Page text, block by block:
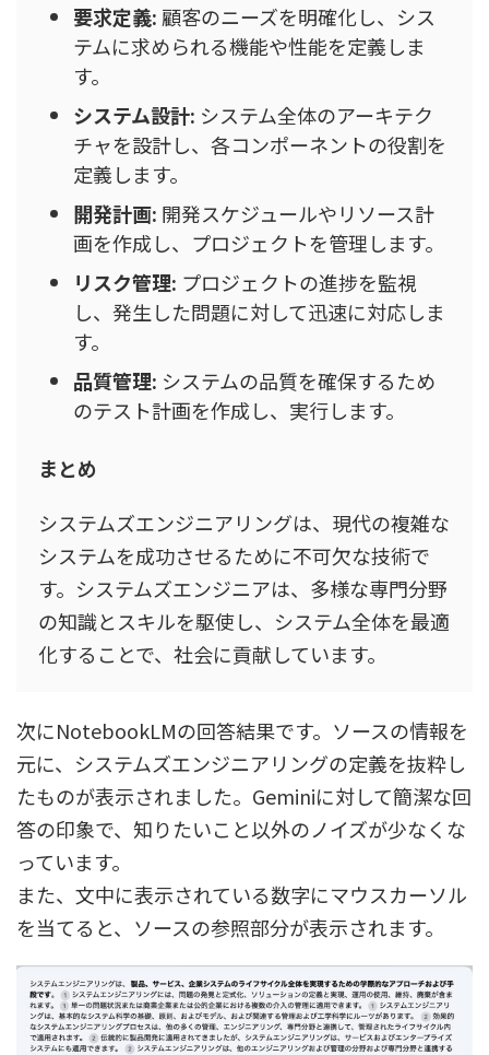
要求定義: 顧客のニーズを明確化し、シス
テムに求められる機能や性能を定義しま
す。
システム設計: システム全体のアーキテク
チャを設計し、各コンポーネントの役割を
定義します。
開発計画: 開発スケジュールやリソース計
画を作成し、プロジェクトを管理します。
リスク管理: プロジェクトの進捗を監視
し、発生した問題に対して迅速に対応しま
す。
品質管理: システムの品質を確保するため
のテスト計画を作成し、実行します。
まとめ
システムズエンジニアリングは、現代の複雑な
システムを成功させるために不可欠な技術で
す。システムズエンジニアは、多様な専門分野
の知識とスキルを駆使し、システム全体を最適
化することで、社会に貢献しています。
次にNotebookLMの回答結果です。ソースの情報を
元に、システムズエンジニアリングの定義を抜粋し
たものが表示されました。Geminiに対して簡潔な回
答の印象で、知りたいこと以外のノイズが少なくな
っています。
また、文中に表示されている数字にマウスカーソル
を当てると、ソースの参照部分が表示されます。